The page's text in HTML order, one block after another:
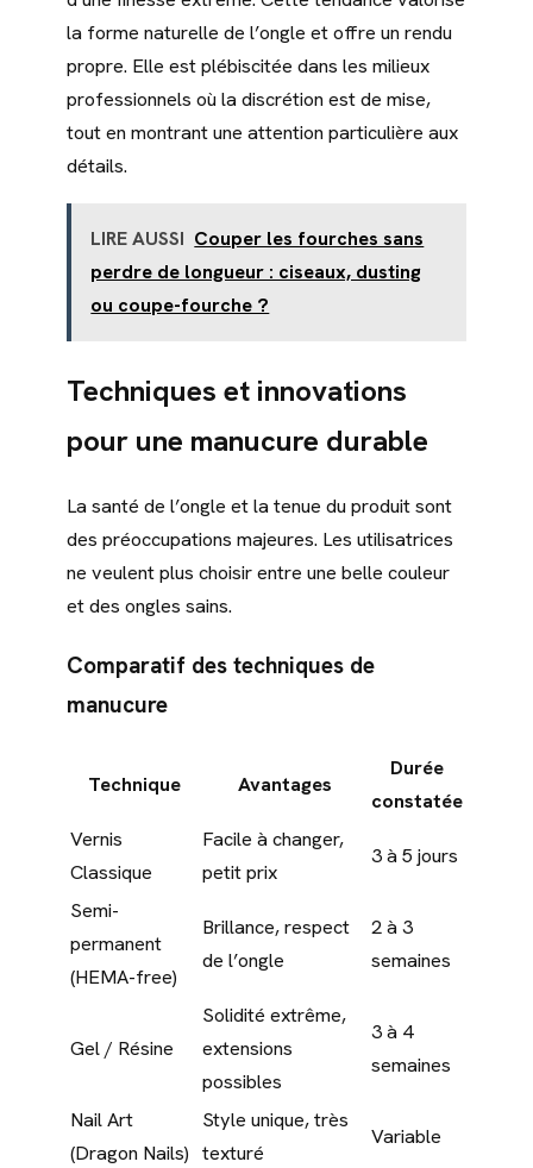
la forme naturelle de l’ongle et offre un rendu
propre. Elle est plébiscitée dans les milieux
professionnels où la discrétion est de mise,
tout en montrant une attention particulière aux
détails.
LIRE AUSSI Couper les fourches sans
perdre de longueur : ciseaux, dusting
ou coupe-fourche ?
Techniques et innovations
pour une manucure durable
La santé de l’ongle et la tenue du produit sont
des préoccupations majeures. Les utilisatrices
ne veulent plus choisir entre une belle couleur
et des ongles sains.
Comparatif des techniques de
manucure
Technique Avantages
Durée
constatée
Vernis
Classique
Facile à changer,
petit prix
3 à 5 jours
Semi-
permanent
(HEMA-free)
Brillance, respect
de l’ongle
2 à 3
semaines
Gel / Résine
Solidité extrême,
extensions
possibles
3 à 4
semaines
Nail Art
(Dragon Nails)
Style unique, très
texturé
Variable